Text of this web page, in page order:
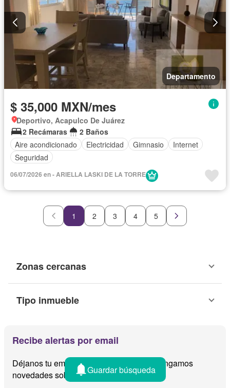
Departamento
$ 35,000 MXN/mes
Deportivo, Acapulco De Juárez
2 Recámaras
2 Baños
Aire acondicionado
Electricidad Gimnasio
Internet
Seguridad
06/07/2026 en - ARIELLA LASKI DE LA TORRE
1 2 3 4 5
Zonas cercanas
Tipo inmueble
Recibe alertas por email
Déjanos tu email y te avisamos cuando tengamos
novedades sobre
Guardar búsqueda